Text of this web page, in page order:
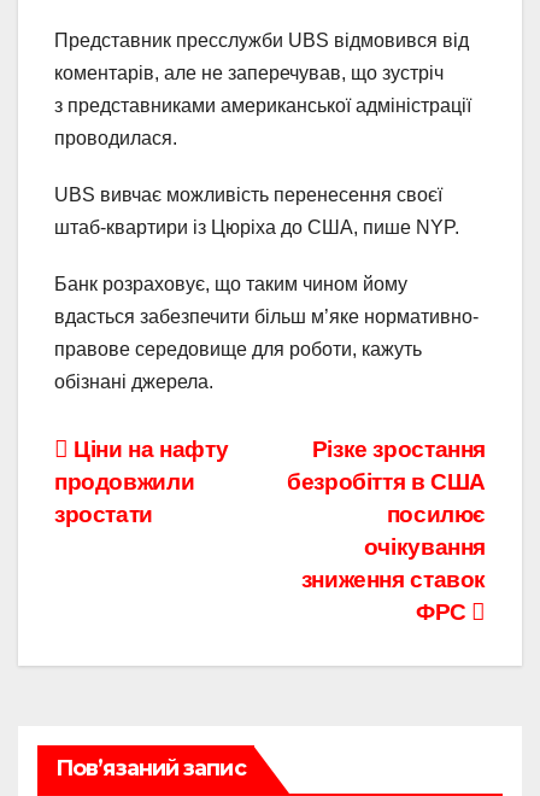
Представник пресслужби UBS відмовився від
коментарів, але не заперечував, що зустріч
з представниками американської адміністрації
проводилася.
UBS вивчає можливість перенесення своєї
штаб-квартири із Цюріха до США, пише NYP.
Банк розраховує, що таким чином йому
вдасться забезпечити більш м’яке нормативно-
правове середовище для роботи, кажуть
обізнані джерела.
Навігація
записів
Різке зростання
безробіття в США
посилює
очікування
зниження ставок
ФРС
Ціни на нафту
продовжили
зростати
Пов’язаний запис